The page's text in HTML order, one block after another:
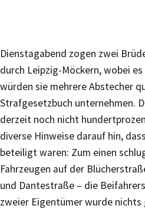
Dienstagabend zogen zwei
durch Leipzig-Möckern, wobei
würden sie mehrere Abstecher
Strafgesetzbuch unternehmen.
derzeit noch nicht
diverse Hinweise darauf hin,
beteiligt waren: Zum einen
Fahrzeugen auf der
und Dantestraße – die
zweier Eigentümer wurde